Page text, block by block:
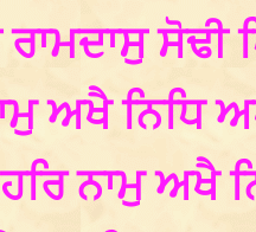
ਰਾਮਦਾਸੁ
ਅਖੈ ਨਿਧਿ
ਨਾਮੁ ਅਖੈ